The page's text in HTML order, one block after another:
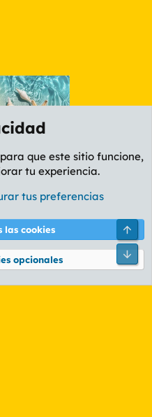
Política de privacidad Ayuda
2026 XenForo Ltd.
que este sitio funcione,
tu experiencia.
tus preferencias
las cookies
opcionales
Pie